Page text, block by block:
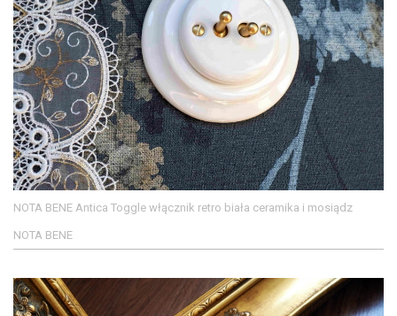
NOTA BENE Antica Toggle włącznik retro biała ceramika i mosiądz
NOTA BENE